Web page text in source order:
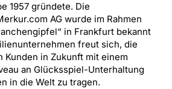
1957 gründete. Die
AG wurde im Rahmen
in Frankfurt bekannt
freut sich, die
Kunden in Zukunft mit einem
an Glücksspiel-Unterhaltung
in die Welt zu tragen.